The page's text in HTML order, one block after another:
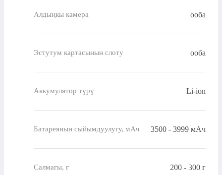
Алдыңкы камера ооба
Эстутум картасынын слоту ооба
Аккумулятор түрү Li-ion
Батареянын сыйымдуулугу, мАч 3500 - 3999 мАч
Салмагы, г 200 - 300 г